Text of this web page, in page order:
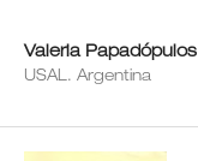
Valeria Papadópulos
USAL. Argentina